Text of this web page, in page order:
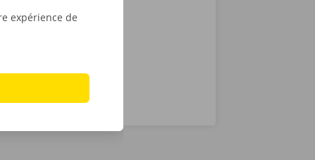
expérience de